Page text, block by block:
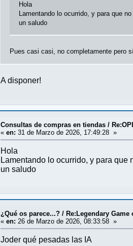
Hola
Lamentando lo ocurrido, y para que
un saludo
Pues casi casi, no completamente pero
A disponer!
Consultas de compras en tiendas /
«en: 31 de Marzo de 2026, 17:49:28 »
Hola
Lamentando lo ocurrido, y para que
un saludo
¿Qué os parece...? /Re:Legendary Game
«en: 26 de Marzo de 2026, 08:33:58 »
Joder qué pesadas las IA